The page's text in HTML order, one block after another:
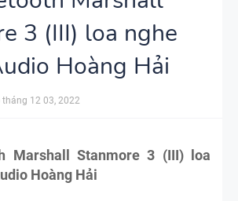
3 (III) loa nghe
Hoàng Hải
tháng 12 03, 2022
Marshall Stanmore 3 (III) loa
Hoàng Hải